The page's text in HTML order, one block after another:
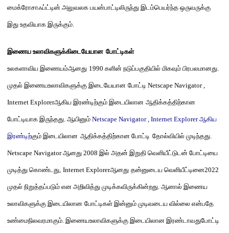
மைக்ரோசாஃப்ட்டின் அலுவலக பயன்பாட்டிலிருந்து இடம்பெயர்ந்த ஒருவருக்கு
இது உதவியாக இருக்கும்.
இணைய உலாவிகளுக்கிடையேயான போட்டிகள்
உலகளாவிய இணையம்ஆனது 1990 களின் நடுப்பகுதியில் மிகவும் பிரபலமானது.
முதல் இணையஉலாவிகளுக்கு இடையேயான போட்டி Netscape Navigator ,
Internet Explorerஆகிய இரண்டிற்கும் இடையிலான ஆதிக்கத்திற்கான
போட்டியாக இருந்தது. ஆயினும் Netscape Navigator , Internet Explorerஆகிய
இரண்டிற்கும் இடையிலான ஆதிக்கத்திற்கான போட்டி தோல்வியில் முடிந்தது.
Netscape Navigatorஆனது 2008 இல் அதன் இறுதி வெளியீட்டுடன் போட்டியை
முடித்து கொண்டது, Internet Explorerஆனது தன்னுடைய வெளியீட்டினை2022
முதல் நிறுத்தப்படும் என அறிவித்து முடிக்கவிருக்கின்றது. ஆனால் இணைய
உலாவிகளுக்கு இடையிலான போட்டிகள் இன்னும் முடிவடைய வில்லை என்பதே
உண்மைநிலவரமாகும். இணையஉலாவிகளுக்கு இடையிலான இரண்டாவதுபோட்டி